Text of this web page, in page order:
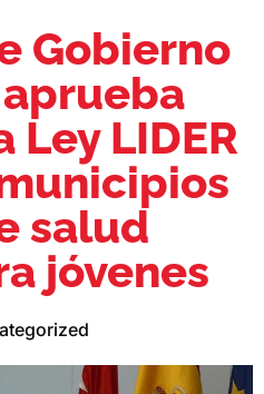
Gobierno
LIDER
salud
jóvenes